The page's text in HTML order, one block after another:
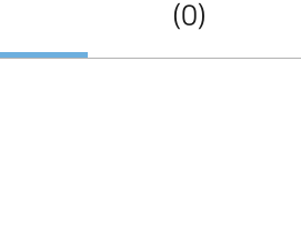
(0)